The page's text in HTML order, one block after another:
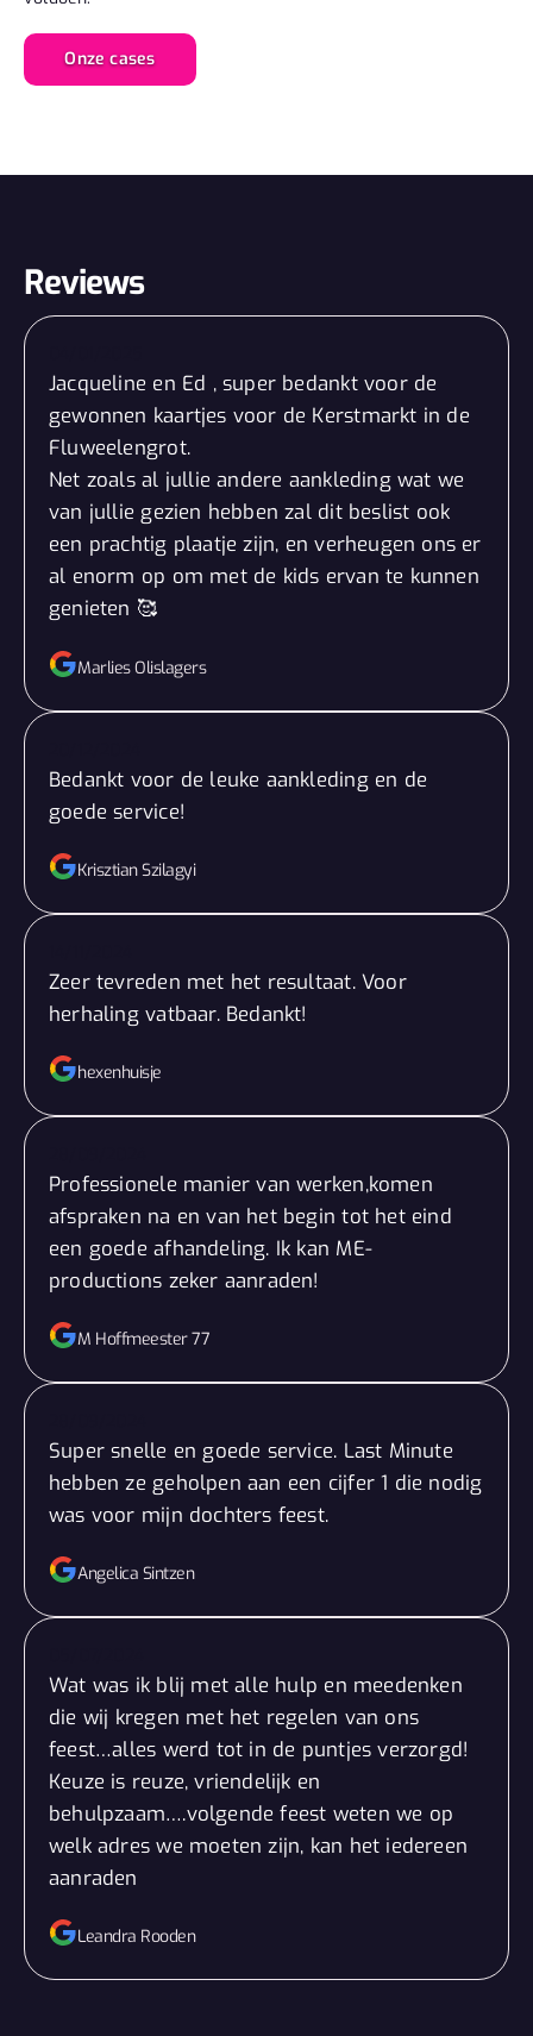
Onze cases
Reviews
Jacqueline en Ed , super bedankt voor de
gewonnen kaartjes voor de Kerstmarkt in de
Fluweelengrot.
Net zoals al jullie andere aankleding wat we
van jullie gezien hebben zal dit beslist ook
een prachtig plaatje zijn, en verheugen ons er
al enorm op om met de kids ervan te kunnen
genieten 🥰
Marlies Olislagers
Bedankt voor de leuke aankleding en de
goede service!
Krisztian Szilagyi
Zeer tevreden met het resultaat. Voor
herhaling vatbaar. Bedankt!
hexenhuisje
Professionele manier van werken,komen
afspraken na en van het begin tot het eind
een goede afhandeling. Ik kan ME-
productions zeker aanraden!
M Hoffmeester 77
Super snelle en goede service. Last Minute
hebben ze geholpen aan een cijfer 1 die nodig
was voor mijn dochters feest.
Angelica Sintzen
Wat was ik blij met alle hulp en meedenken
die wij kregen met het regelen van ons
feest…alles werd tot in de puntjes verzorgd!
Keuze is reuze, vriendelijk en
behulpzaam….volgende feest weten we op
welk adres we moeten zijn, kan het iedereen
aanraden
Leandra Rooden